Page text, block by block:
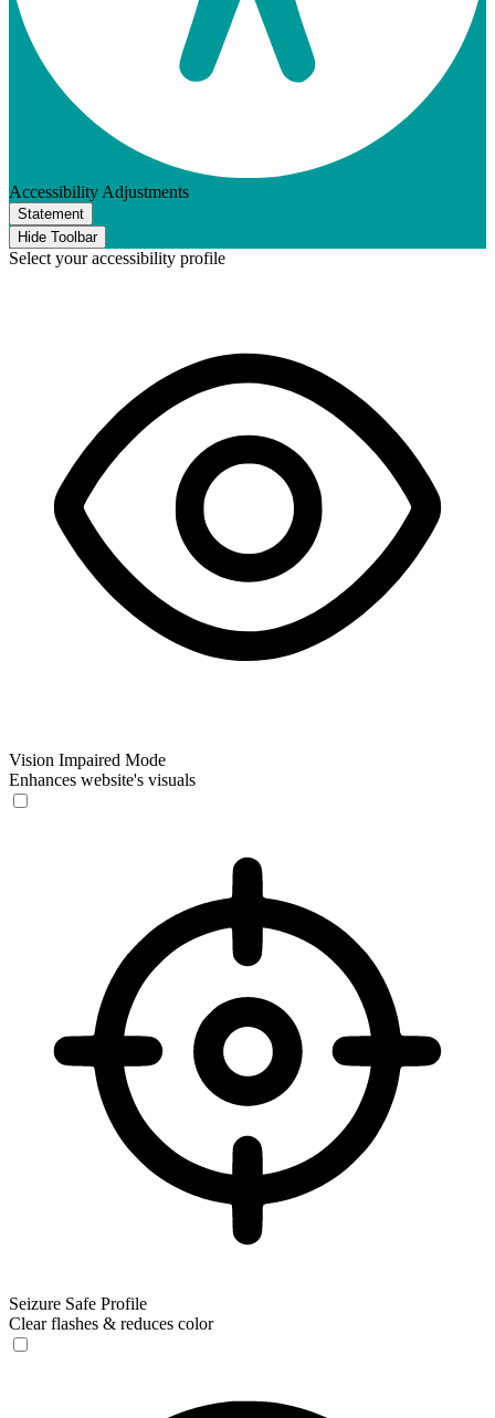
Accessibility Adjustments
Statement
Hide Toolbar
Select your accessibility profile
Vision Impaired Mode
Enhances website's visuals
Seizure Safe Profile
Clear flashes & reduces color